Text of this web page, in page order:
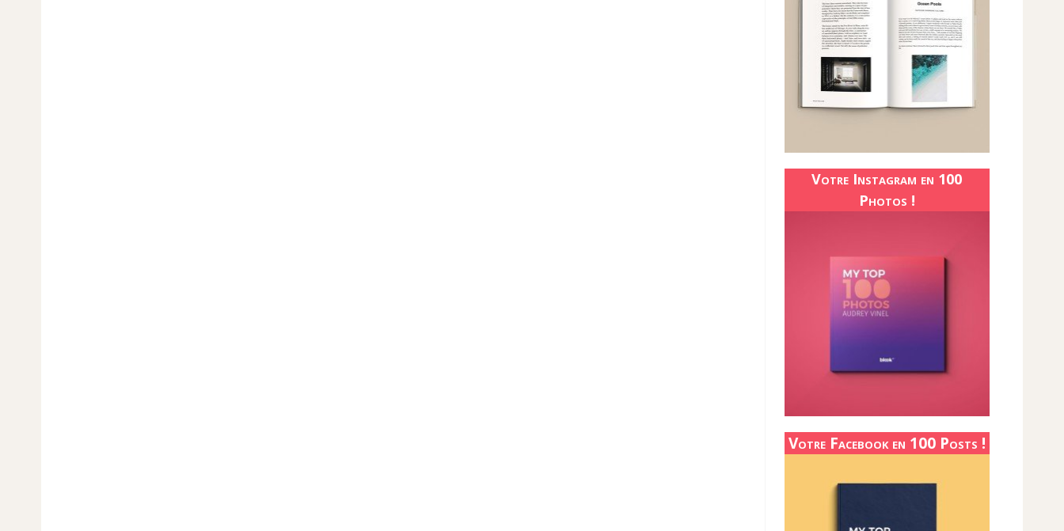
Votre Instagram en 100
Photos !
Votre Facebook en 100 Posts !